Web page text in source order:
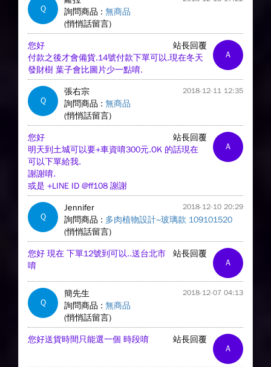
Q 詢問商品 : 無商品
(悄悄話留言)
A
站長回覆
您好
付款之後才會備貨.14號付款下單可以.現在冬天
發財樹 葉子會比圖片少一點唷.
Q
張右宗 2018-12-11 12:35
詢問商品 : 無商品
(悄悄話留言)
A
站長回覆
您好
明天到土城可以要+車資唷300元.OK 的話現在
可以下單給我.
謝謝唷.
或是 +LINE ID @ff108 謝謝
Q
Jennifer 2018-12-10 20:29
詢問商品 : 多肉植物設計~玻璃款 109101520
(悄悄話留言)
A
站長回覆
您好 現在 下單12號到可以..送台北市
唷
Q
簡先生 2018-12-07 04:13
詢問商品 : 無商品
(悄悄話留言)
A
站長回覆
您好送貨時間只能選一個 時段唷